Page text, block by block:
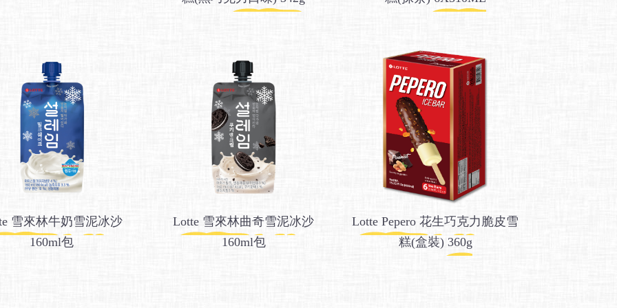
雪來林牛奶雪泥冰沙
160ml包
Lotte 雪來林曲奇雪泥冰沙
160ml包
Lotte Pepero 花生巧克力脆皮雪
糕(盒裝) 360g